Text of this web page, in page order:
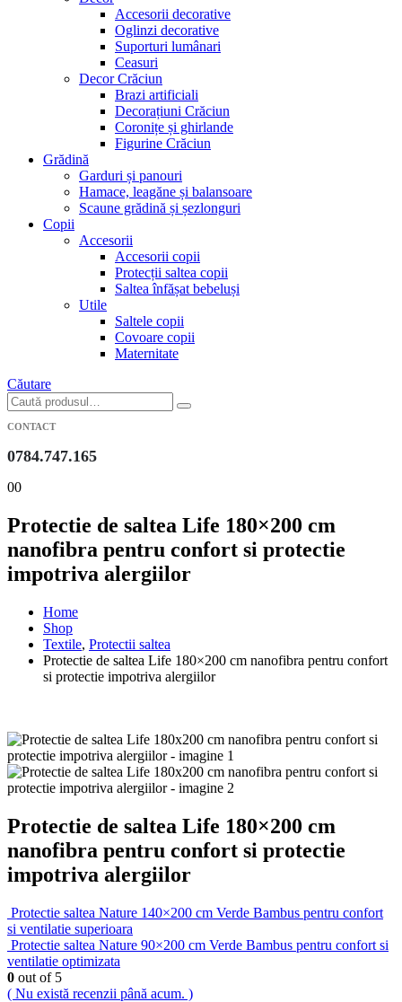
Accesorii decorative
Oglinzi decorative
Suporturi lumânari
Ceasuri
Decor Crăciun
Brazi artificiali
Decorațiuni Crăciun
Coronițe și ghirlande
Figurine Crăciun
Grădină
Garduri și panouri
Hamace, leagăne și balansoare
Scaune grădină și șezlonguri
Copii
Accesorii
Accesorii copii
Protecții saltea copii
Saltea înfășat bebeluși
Utile
Saltele copii
Covoare copii
Maternitate
Căutare
CONTACT
0784.747.165
00
Protectie de saltea Life 180×200 cm
nanofibra pentru confort si protectie
impotriva alergiilor
Home
Shop
Textile, Protectii saltea
Protectie de saltea Life 180×200 cm nanofibra pentru confort
si protectie impotriva alergiilor
Protectie de saltea Life 180×200 cm
nanofibra pentru confort si protectie
impotriva alergiilor
Protectie saltea Nature 140×200 cm Verde Bambus pentru confort
si ventilatie superioara
Protectie saltea Nature 90×200 cm Verde Bambus pentru confort si
ventilatie optimizata
0 out of 5
( Nu există recenzii până acum. )